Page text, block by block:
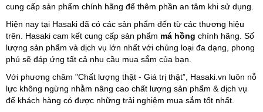
cung cấp sản phẩm chính hãng để thêm phần an tâm khi sử dụng.
Hiện nay tại Hasaki đã có các sản phẩm đến từ các thương hiệu
trên. Hasaki cam kết cung cấp sản phẩm má hồng chính hãng. Số
lượng sản phẩm và dịch vụ lớn nhất với chủng loại đa dạng, phong
phú sẽ đáp ứng tất cả nhu cầu mua sắm của bạn.
Với phương châm "Chất lượng thật - Giá trị thật”, Hasaki.vn luôn nỗ
lực không ngừng nhằm nâng cao chất lượng sản phẩm & dịch vụ
để khách hàng có được những trải nghiệm mua sắm tốt nhất.